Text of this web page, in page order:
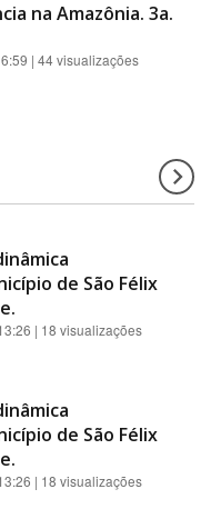
na Amazônia. 3a.
| 44 visualizações
de São Félix
| 18 visualizações
de São Félix
| 18 visualizações